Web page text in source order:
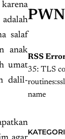
karena
salaf
anak
umat
dalil-
RSS
35: TLS
name
KATEGORI